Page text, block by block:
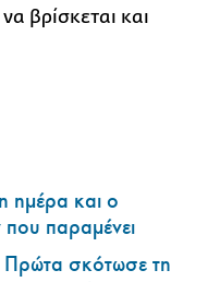
βρίσκεται και
ημέρα και ο
παραμένει
Πρώτα σκότωσε τη